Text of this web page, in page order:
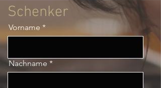
Schenker
Vorname
Nachname